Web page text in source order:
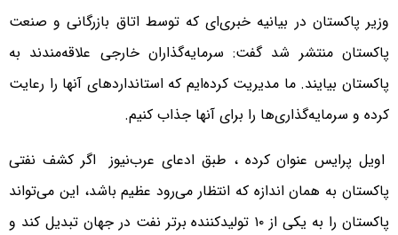
وزیر پاکستان در بیانیه خبری‌ای که توسط اتاق بازرگانی و صنعت
پاکستان منتشر شد گفت: سرمایه‌گذاران خارجی علاقه‌مندند به
پاکستان بیایند. ما مدیریت کرده‌ایم که استانداردهای آنها را رعایت
کرده و سرمایه‌گذاری‌ها را برای آنها جذاب کنیم.
اویل پرایس عنوان کرده ، طبق ادعای عرب‌نیوز اگر کشف نفتی
پاکستان به همان اندازه که انتظار می‌رود عظیم باشد، این می‌تواند
پاکستان را به یکی از ۱۰ تولیدکننده برتر نفت در جهان تبدیل کند و